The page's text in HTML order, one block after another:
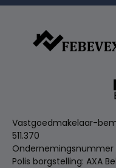
Vastgoedmakelaar-
511.370
Ondernemingsnummer
Polis borgstelling: AXA